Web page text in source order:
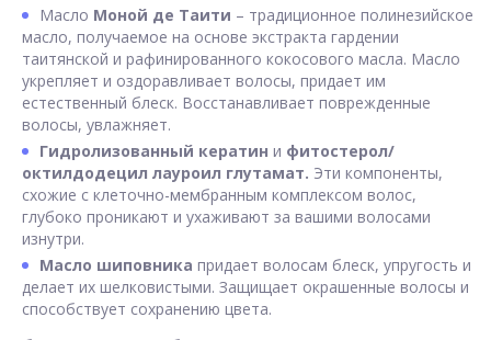
Масло Моной де Таити – традиционное полинезийское
масло, получаемое на основе экстракта гардении
таитянской и рафинированного кокосового масла. Масло
укрепляет и оздоравливает волосы, придает им
естественный блеск. Восстанавливает поврежденные
волосы, увлажняет.
Гидролизованный кератин и фитостерол/
октилдодецил лауроил глутамат. Эти компоненты,
схожие с клеточно-мембранным комплексом волос,
глубоко проникают и ухаживают за вашими волосами
изнутри.
Масло шиповника придает волосам блеск, упругость и
делает их шелковистыми. Защищает окрашенные волосы и
способствует сохранению цвета.